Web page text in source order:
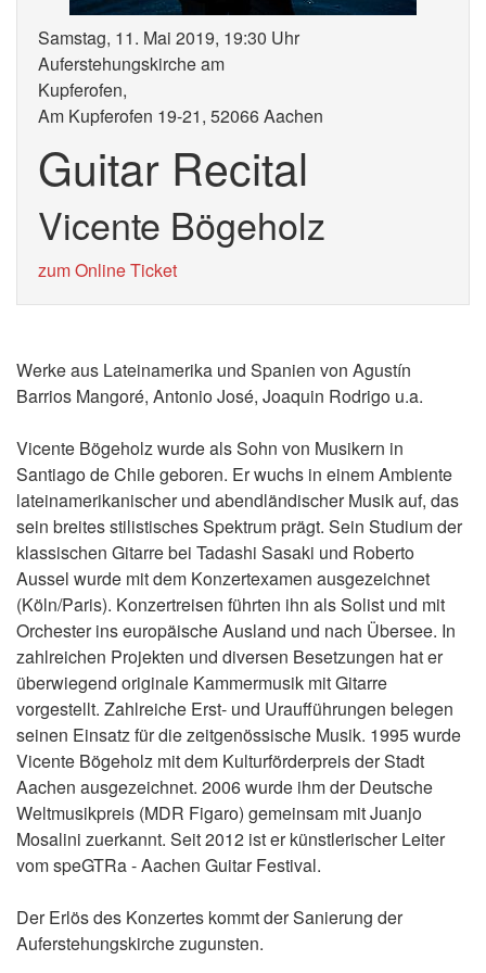
Samstag, 11. Mai 2019, 19:30 Uhr
Auferstehungskirche am
Am Kupferofen 19-21, 52066 Aachen
Guitar Recital
Vicente Bögeholz
zum Online Ticket
Werke aus Lateinamerika und Spanien von Agustín
Barrios Mangoré, Antonio José, Joaquin Rodrigo u.a.
Vicente Bögeholz wurde als Sohn von Musikern in
Santiago de Chile geboren. Er wuchs in einem Ambiente
lateinamerikanischer und abendländischer Musik auf, das
sein breites stilistisches Spektrum prägt. Sein Studium der
klassischen Gitarre bei Tadashi Sasaki und Roberto
Aussel wurde mit dem Konzertexamen ausgezeichnet
(Köln/Paris). Konzertreisen führten ihn als Solist und mit
Orchester ins europäische Ausland und nach Übersee. In
zahlreichen Projekten und diversen Besetzungen hat er
überwiegend originale Kammermusik mit Gitarre
vorgestellt. Zahlreiche Erst- und Uraufführungen belegen
seinen Einsatz für die zeitgenössische Musik. 1995 wurde
Vicente Bögeholz mit dem Kulturförderpreis der Stadt
Aachen ausgezeichnet. 2006 wurde ihm der Deutsche
Weltmusikpreis (MDR Figaro) gemeinsam mit Juanjo
Mosalini zuerkannt. Seit 2012 ist er künstlerischer Leiter
vom speGTRa - Aachen Guitar Festival.
Der Erlös des Konzertes kommt der Sanierung der
Auferstehungskirche zugunsten.